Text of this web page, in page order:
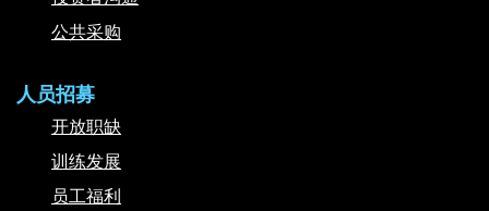
公共采购
人员招募
开放职缺
训练发展
员工福利